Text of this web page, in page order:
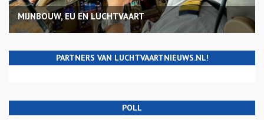
MIJNBOUW, EU EN LUCHTVAART
PARTNERS VAN LUCHTVAARTNIEUWS.NL!
POLL